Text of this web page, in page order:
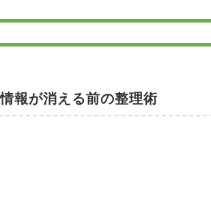
報が消える前の整理術